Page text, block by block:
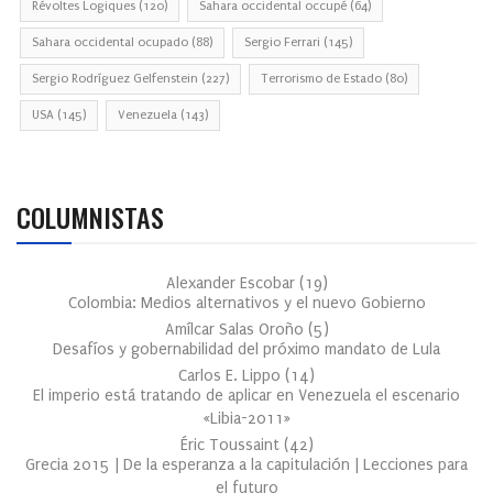
Révoltes Logiques (120) Sahara occidental occupé (64)
Sahara occidental ocupado (88) Sergio Ferrari (145)
Sergio Rodríguez Gelfenstein (227) Terrorismo de Estado (80)
USA (145) Venezuela (143)
COLUMNISTAS
Alexander Escobar (19)
Colombia: Medios alternativos y el nuevo Gobierno
Amílcar Salas Oroño (5)
Desafíos y gobernabilidad del próximo mandato de Lula
Carlos E. Lippo (14)
El imperio está tratando de aplicar en Venezuela el escenario
«Libia-2011»
Éric Toussaint (42)
Grecia 2015 | De la esperanza a la capitulación | Lecciones para
el futuro